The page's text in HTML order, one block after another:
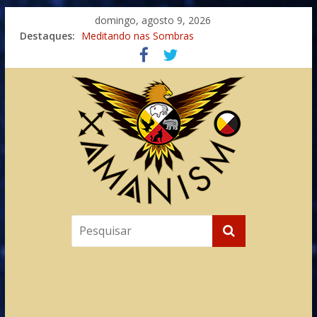
domingo, agosto 9, 2026
Destaques: Meditando nas Sombras
Autosuficiência: A Jornada do Espírito Ancestral
Xamanismo Universal
Totens – Caminho Espiritual – Crescimento
Imaginação na Cura